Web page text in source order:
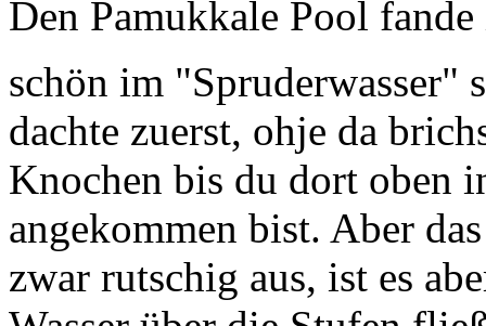
Den Pamukkale Pool
schön im "Spruderwasser"
dachte zuerst, ohje da
Knochen bis du dort oben
angekommen bist. Aber
zwar rutschig aus, ist es